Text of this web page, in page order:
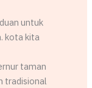
untuk
kota kita
taman
tradisional